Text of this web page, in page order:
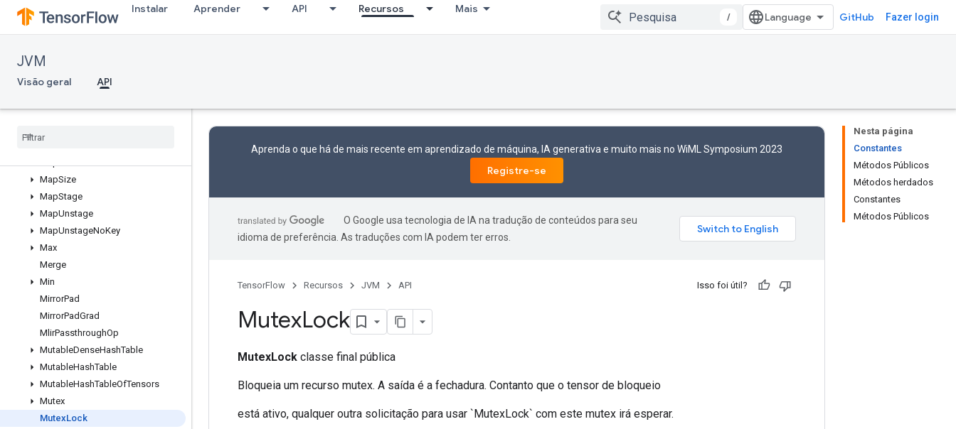
Instalar Aprender API Recursos Mais
/ GitHub Fazer login
JVM
Visão geral API
LookupTableImport
LookupTableInsert
LookupTableSize
LoopCond
MakeUnique
MapSize
MapStage
MapUnstage
MapUnstageNoKey
Max
Merge
Min
MirrorPad
MirrorPadGrad
MlirPassthroughOp
MutableDenseHashTable
MutableHashTable
MutableHashTableOfTensors
Mutex
MutexLock
Nesta página
Constantes
Métodos Públicos
Métodos herdados
Constantes
Métodos Públicos
Aprenda o que há de mais recente em aprendizado de máquina, IA generativa e muito mais no WiML Symposium 2023
Registre-se
O Google usa tecnologia de IA na tradução de conteúdos para seu
idioma de preferência. As traduções com IA podem ter erros.
TensorFlow Recursos JVM API Isso foi útil?
MutexLock
MutexLock classe final pública
Bloqueia um recurso mutex. A saída é a fechadura. Contanto que o tensor de bloqueio
está ativo, qualquer outra solicitação para usar `MutexLock` com este mutex irá esperar.